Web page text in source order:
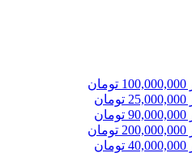
100,000,000 تومان
25,000,000 تومان
90,000,000 تومان
200,000,000 تومان
40,000,000 تومان